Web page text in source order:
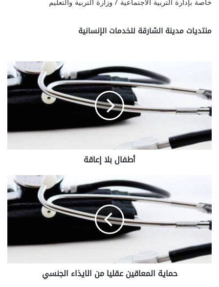
منتديات مدينة الشارقة للخدمات الإنسانية
ف
ا
ل
ب
ل
ا
إ
أطفال بلا إعاقة
ا
ي
ة
ا
ل
م
ع
حماية المعاقين عقليا من الايذاء الجنسي